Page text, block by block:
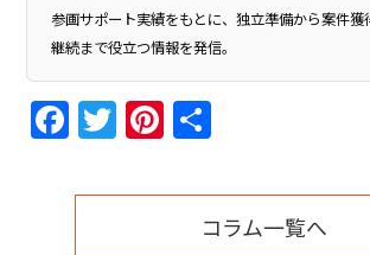
参画サポート実績をもとに、独立準備から案件獲
継続まで役立つ情報を発信。
Facebook
TwitterPinterest
コラム一覧へ